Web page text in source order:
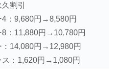
割引
4：9,680円→8,580円
8：11,880円→10,780円
：14,080円→12,980円
ス：1,620円→1,080円